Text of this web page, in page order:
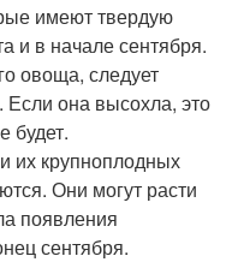
имеют твердую
и в начале сентября.
овоща, следует
Если она высохла, это
будет.
их крупноплодных
Они могут расти
появления
сентября.